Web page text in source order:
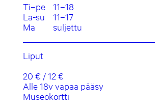
Ti–pe
11–18
La-su
11–17
Ma
suljettu
Liput
20 € / 12 €
Alle 18v vapaa pääsy
Museokortti